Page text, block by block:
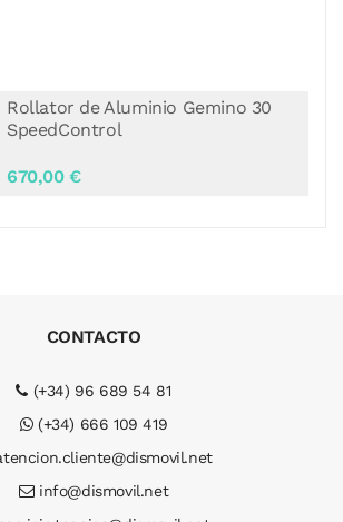
Gemino 30
CONTACTO
(+34) 96 689 54 81
(+34) 666 109 419
info@dismovil.net